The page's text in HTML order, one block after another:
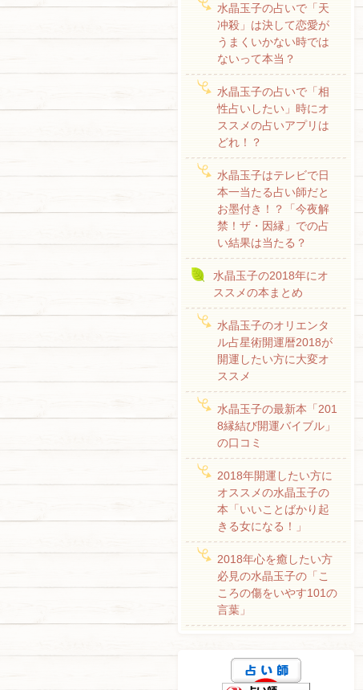
水晶玉子の占いで「天
冲殺」は決して恋愛が
うまくいかない時では
ないって本当？
水晶玉子の占いで「相
性占いしたい」時にオ
ススメの占いアプリは
どれ！？
水晶玉子はテレビで日
本一当たる占い師だと
お墨付き！？「今夜解
禁！ザ・因縁」での占
い結果は当たる？
水晶玉子の2018年にオ
ススメの本まとめ
水晶玉子のオリエンタ
ル占星術開運暦2018が
開運したい方に大変オ
ススメ
水晶玉子の最新本「201
8縁結び開運バイブル」
の口コミ
2018年開運したい方に
オススメの水晶玉子の
本「いいことばかり起
きる女になる！」
2018年心を癒したい方
必見の水晶玉子の「こ
ころの傷をいやす101の
言葉」